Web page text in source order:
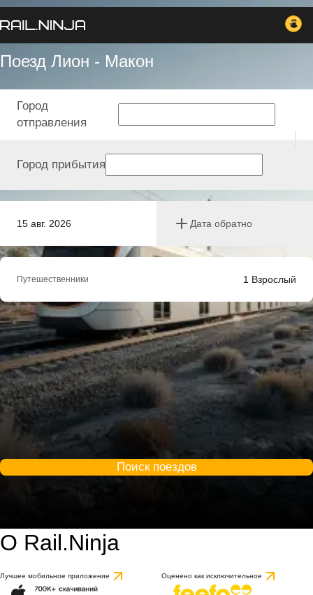
Поезд Лион - Макон
15 авг. 2026 Дата обратно
Город
отправления
Город прибытия
Путешественники 1 Взрослый
Поиск поездов
О Rail.Ninja
Лучшее мобильное приложение Оценено как исключительное